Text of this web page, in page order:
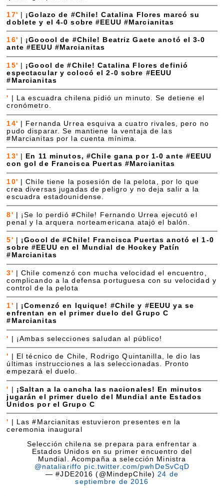
17' | ¡Golazo de #Chile! Catalina Flores marcó su
doblete y el 4-0 sobre #EEUU #Marcianitas
16'
¡Gooool de #Chile! Beatriz Gaete anotó el 3-0
ante #EEUU #Marcianitas
15' | ¡Goool de #Chile! Catalina Flores definió
espectacular y colocó el 2-0 sobre #EEUU
#Marcianitas
'
La escuadra chilena pidió un minuto. Se detiene el
cronómetro.
14'
Fernanda Urrea esquiva a cuatro rivales, pero no
pudo disparar. Se mantiene la ventaja de las
#Marcianitas por la cuenta mínima.
13'
En 11 minutos, #Chile gana por 1-0 ante #EEUU
con gol de Francisca Puertas #Marcianitas
10' |Chile tiene la posesión de la pelota, por lo que
crea diversas jugadas de peligro y no deja salir a la
escuadra estadounidense.
8' | ¡Se lo perdió #Chile! Fernando Urrea ejecutó el
penal y la arquera norteamericana atajó el balón.
5'
¡Goool de #Chile! Francisca Puertas anotó el 1-0
sobre #EEUU en el Mundial de Hockey Patín
#Marcianitas
3' |Chile comenzó con mucha velocidad el encuentro,
complicando a la defensa portuguesa con su velocidad y
control de la pelota
1'
¡Comenzó en Iquique! #Chile y #EEUU ya se
enfrentan en el primer duelo del Grupo C
#Marcianitas
' ¡Ambas selecciones saludan al público!
'
El técnico de Chile, Rodrigo Quintanilla, le dio las
últimas instrucciones a las seleccionadas. Pronto
empezará el duelo.
'
¡Saltan a la cancha las nacionales! En minutos
jugarán el primer duelo del Mundial ante Estados
Unidos por el Grupo C
'
Las #Marcianitas estuvieron presentes en la
ceremonia inaugural
Selección chilena se prepara para enfrentar a
Estados Unidos en su primer encuentro del
Mundial. Acompaña a selección Ministra
@nataliariffo pic.twitter.com/pwhDeSvCqD
— #JDE2016 (@MindepChile)24 de
septiembre de 2016